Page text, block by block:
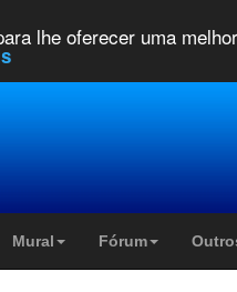
lhe oferecer uma
Mural Fórum